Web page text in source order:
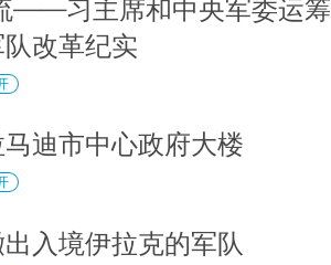
——习主席和中央军委运筹
改革纪实
迪市中心政府大楼
入境伊拉克的军队